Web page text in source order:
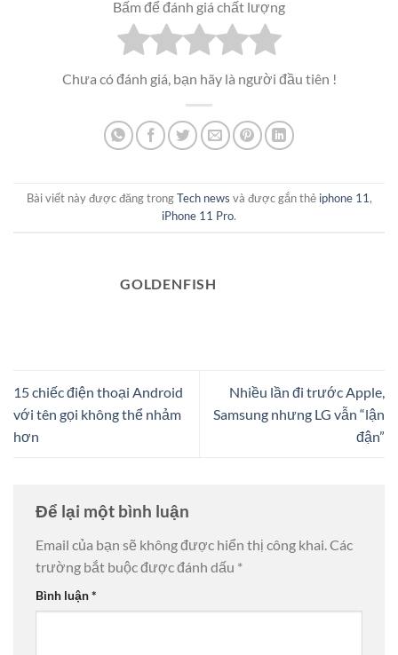
Bấm để đánh giá chất lượng
Chưa có đánh giá, bạn hãy là người đầu tiên !
Bài viết này được đăng trongTech news và được gắn thẻ iphone 11,
iPhone 11 Pro.
GOLDENFISH
15 chiếc điện thoại Android
với tên gọi không thể nhảm
hơn
Nhiều lần đi trước Apple,
Samsung nhưng LG vẫn “lận
đận”
Để lại một bình luận
Email của bạn sẽ không được hiển thị công khai.Các
trường bắt buộc được đánh dấu *
Bình luận*